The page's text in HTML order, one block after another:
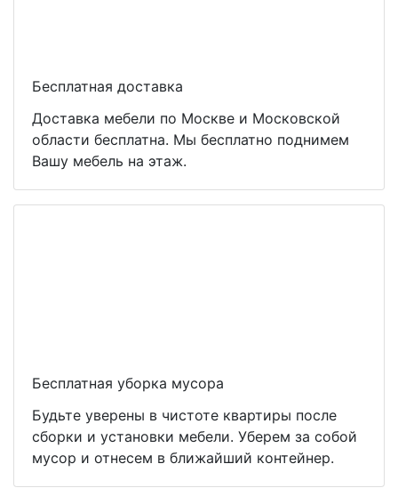
Бесплатная доставка
Доставка мебели по Москве и Московской
области бесплатна. Мы бесплатно поднимем
Вашу мебель на этаж.
Бесплатная уборка мусора
Будьте уверены в чистоте квартиры после
сборки и установки мебели. Уберем за собой
мусор и отнесем в ближайший контейнер.